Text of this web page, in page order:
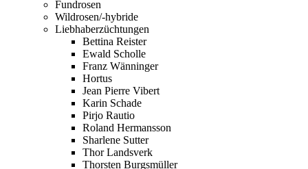
Fundrosen
Wildrosen/-hybride
Liebhaberzüchtungen
Bettina Reister
Ewald Scholle
Franz Wänninger
Hortus
Jean Pierre Vibert
Karin Schade
Pirjo Rautio
Roland Hermansson
Sharlene Sutter
Thor Landsverk
Thorsten Burgsmüller